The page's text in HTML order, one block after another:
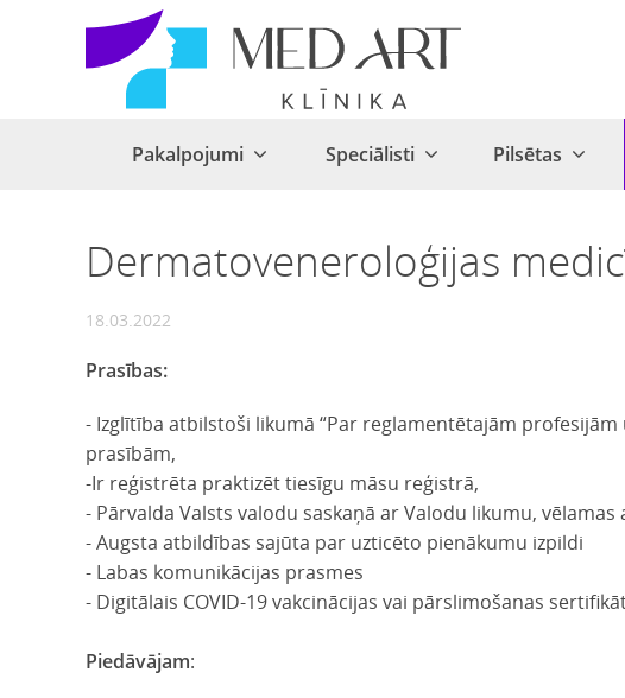
Pakalpojumi Speciālisti Pilsētas
Dermatoveneroloģijas
18.03.2022
Prasības:
- Izglītība atbilstoši likumā “Par reglamentētajām
prasībām,
-Ir reģistrēta praktizēt tiesīgu māsu reģistrā,
- Pārvalda Valsts valodu saskaņā ar Valodu likumu,
- Augsta atbildības sajūta par uzticēto pienākumu izpildi
- Labas komunikācijas prasmes
- Digitālais COVID-19 vakcinācijas vai pārslimošanas
Piedāvājam: